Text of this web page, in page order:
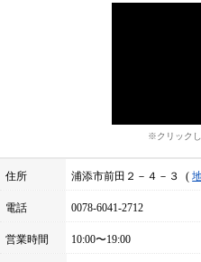
※クリックし
住所 浦添市前田２－４－３
電話 0078-6041-2712
営業時間 10:00〜19:00